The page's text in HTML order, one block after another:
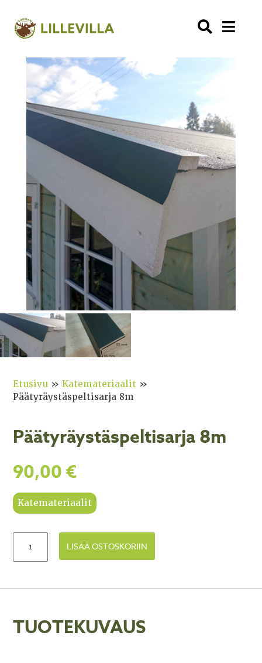
Etusivu »Katemateriaalit »
Päätyräystäspeltisarja 8m
Päätyräystäspeltisarja 8m
90,00€
Katemateriaalit
LISÄÄ OSTOSKORIIN
TUOTEKUVAUS